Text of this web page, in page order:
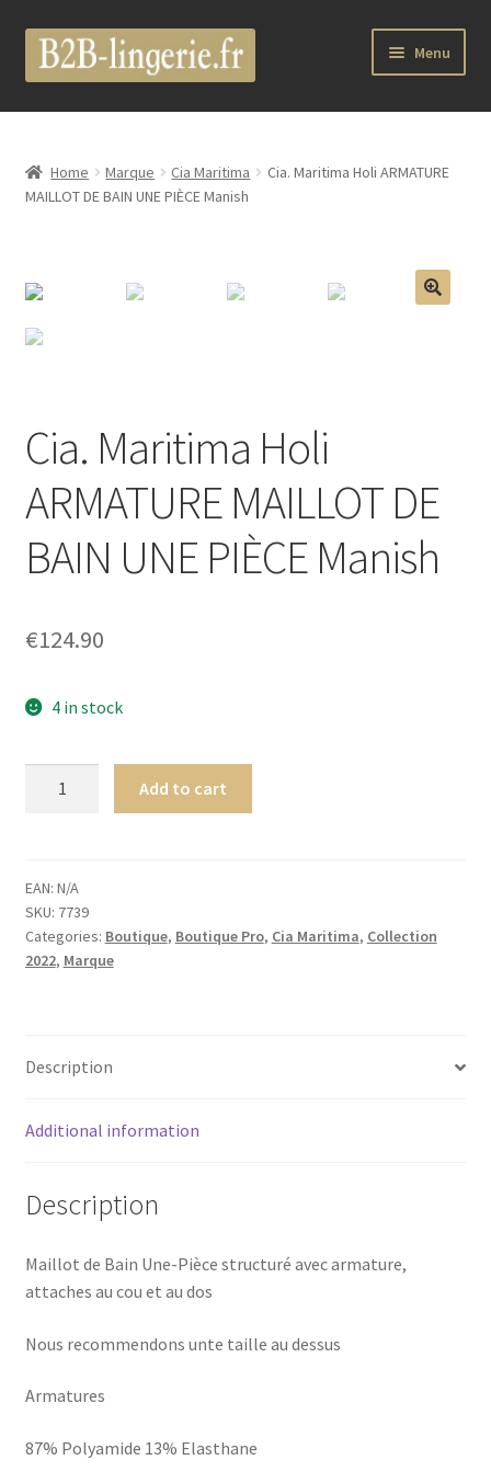
Aller
Aller
au
Menu
B2B Lingerie Site Officiel
Wholesale Registration Page
Boutique
Marques
Femme
menu
Homme
Ouvrir
Maillot de bain Femme
Ouvrir
Home Marque Cia Maritima
Cia. Maritima Holi ARMATURE
MAILLOT DE BAIN UNE PIÈCE Manish
Cia. Maritima Holi
ARMATURE MAILLOT DE
BAIN UNE PIÈCE Manish
€124.90
4 in stock
MAILLOT
DE
BAIN
UNE
Add to cart
EAN: N/A
SKU: 7739
Categories: Boutique, Boutique Pro, Cia Maritima, Collection
2022, Marque
Description
Additional information
Description
Maillot de Bain Une-Pièce structuré avec armature,
attaches au cou et au dos
Nous recommendons unte taille au dessus
Armatures
87% Polyamide 13% Elasthane